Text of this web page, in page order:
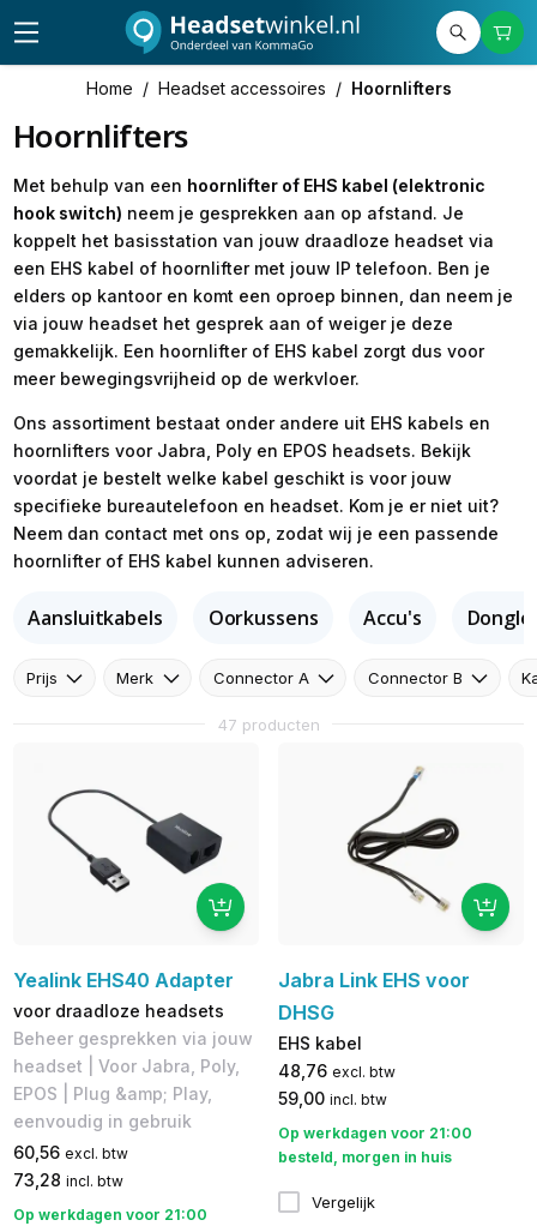
Home / Headset accessoires / Hoornlifters
Hoornlifters
Met behulp van een hoornlifter of EHS kabel (elektronic
hook switch) neem je gesprekken aan op afstand. Je
koppelt het basisstation van jouw draadloze headset via
een EHS kabel of hoornlifter met jouw IP telefoon. Ben je
elders op kantoor en komt een oproep binnen, dan neem je
via jouw headset het gesprek aan of weiger je deze
gemakkelijk. Een hoornlifter of EHS kabel zorgt dus voor
meer bewegingsvrijheid op de werkvloer.
Ons assortiment bestaat onder andere uit EHS kabels en
hoornlifters voor Jabra, Poly en EPOS headsets. Bekijk
voordat je bestelt welke kabel geschikt is voor jouw
specifieke bureautelefoon en headset. Kom je er niet uit?
Neem dan contact met ons op, zodat wij je een passende
hoornlifter of EHS kabel kunnen adviseren.
Aansluitkabels Oorkussens Accu's
Prijs Merk Connector A Connector B
47 producten
Yealink EHS40 Adapter
voor draadloze headsets
Beheer gesprekken via jouw
headset | Voor Jabra, Poly,
EPOS | Plug &amp; Play,
eenvoudig in gebruik
60,56 excl. btw
73,28 incl. btw
Op werkdagen voor 21:00
Jabra Link EHS voor
DHSG
EHS kabel
48,76 excl. btw
59,00 incl. btw
Op werkdagen voor 21:00
besteld, morgen in huis
Vergelijk